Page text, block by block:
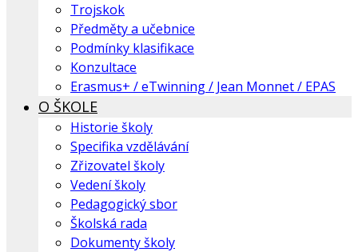
Trojskok
Předměty a učebnice
Podmínky klasifikace
Konzultace
Erasmus+ / eTwinning / Jean Monnet / EPAS
O ŠKOLE
Historie školy
Specifika vzdělávání
Zřizovatel školy
Vedení školy
Pedagogický sbor
Školská rada
Dokumenty školy